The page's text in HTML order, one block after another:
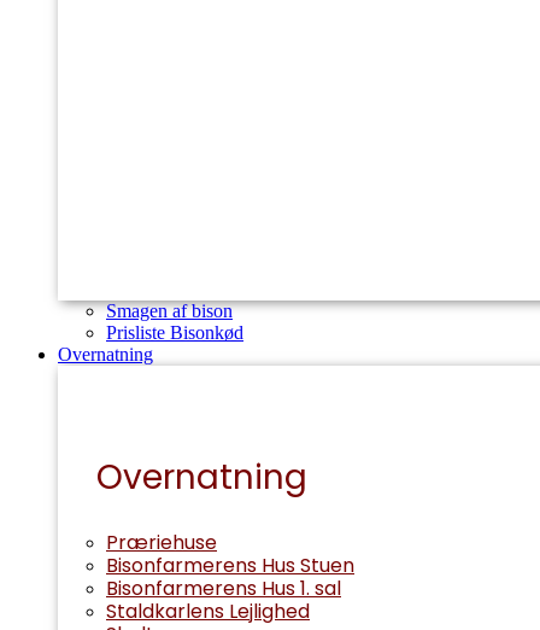
Smagen af bison
Prisliste Bisonkød
Overnatning
Overnatning
Præriehuse
Bisonfarmerens Hus Stuen
Bisonfarmerens Hus 1. sal
Staldkarlens Lejlighed